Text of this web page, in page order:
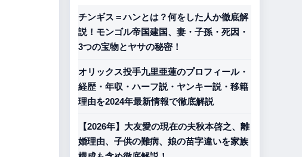
チンギス＝ハンとは？何をした人か徹底解
説！モンゴル帝国建国、妻・子孫・死因・
3つの宝物とヤサの秘密！
オリックス投手九里亜蓮のプロフィール・
経歴・年収・ハーフ説・ヤンキー説・移籍
理由を2024年最新情報で徹底解説
【2026年】大友愛の現在の夫秋本啓之、離
婚理由、子供の難病、娘の苗字違いを家族